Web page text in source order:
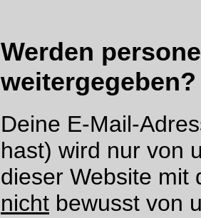
Werden
Deine E-Mail-
hast) wird nur von
dieser Website mit
bewusst von